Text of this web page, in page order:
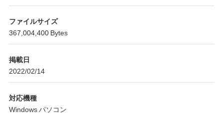
ファイルサイズ
367,004,400 Bytes
掲載日
2022/02/14
対応機種
Windows パソコン